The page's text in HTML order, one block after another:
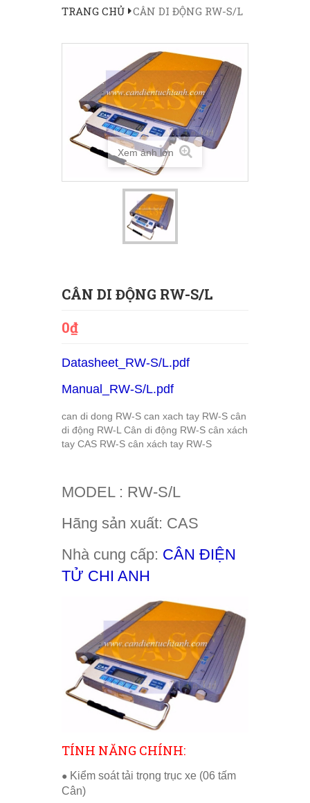
TRANG CHỦ CÂN DI ĐỘNG RW-S/L
Xem ảnh lớn
CÂN DI ĐỘNG RW-S/L
0₫
Datasheet_RW-S/L.pdf
Manual_RW-S/L.pdf
can di dong RW-S can xach tay RW-S cân
di động RW-L Cân di động RW-S cân xách
tay CAS RW-S cân xách tay RW-S
MODEL : RW-S/L
Hãng sản xuất: CAS
Nhà cung cấp: CÂN ĐIỆN
TỬ CHI ANH
TÍNH NĂNG CHÍNH:
● Kiểm soát tải trọng trục xe (06 tấm
Cân)